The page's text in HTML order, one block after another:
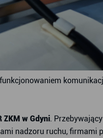
ZKM w Gdyni.
nadzoru ruchu, firmami